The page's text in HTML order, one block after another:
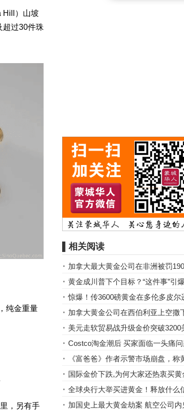
Hill）山坡
超过30件珠
纯金重量
，另有手
▌相关阅读
加拿大最大黄金公司在非洲被罚
元
黄金成川普下个目标？“这件事”引
惊爆！传3600磅黄金在多伦多皮尔
被劫走
加拿大黄金公司在西伯利亚上空撒
金
美元走软贸易战升级金价突破3200
关
Costco淘金潮后 买家面临一头痛问
《富爸爸》作者示警市场崩盘，称
银将大涨
国际金价下跌,为何大家还热衷买黄
全球央行大举买进黄金！释放什么
加国史上最大黄金劫案 航空公司内